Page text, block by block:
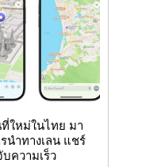
ใหม่ในไทย มา
นำทางเลน แชร์
ความเร็ว